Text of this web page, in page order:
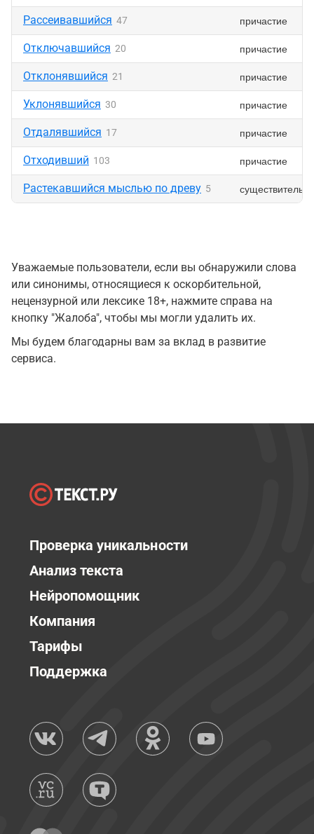
Рассеивавшийся 47 причастие
Отключавшийся 20 причастие
Отклонявшийся 21 причастие
Уклонявшийся 30 причастие
Отдалявшийся 17 причастие
Отходивший 103 причастие
Растекавшийся мыслью по древу 5
Уважаемые пользователи, если вы обнаружили слова
или синонимы, относящиеся к оскорбительной,
нецензурной или лексике 18+, нажмите справа на
кнопку "Жалоба", чтобы мы могли удалить их.
Мы будем благодарны вам за вклад в развитие
сервиса.
Проверка уникальности
Анализ текста
Нейропомощник
Компания
Тарифы
Поддержка